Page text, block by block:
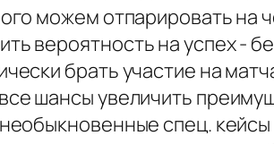
можем отпарировать на
вероятность на успех -
брать участие на
шансы увеличить
спец.